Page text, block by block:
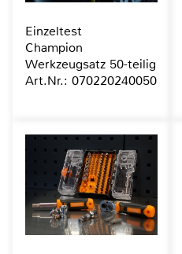
Einzeltest
Champion
Werkzeugsatz 50-teilig
Art.Nr.: 070220240050